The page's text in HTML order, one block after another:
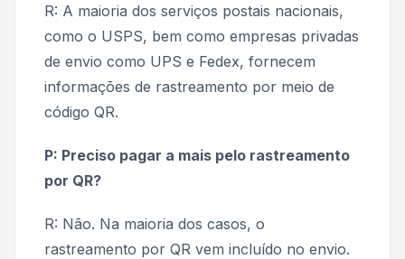
R: A maioria dos serviços postais nacionais,
como o USPS, bem como empresas privadas
de envio como UPS e Fedex, fornecem
informações de rastreamento por meio de
código QR.
P: Preciso pagar a mais pelo rastreamento
por QR?
R: Não. Na maioria dos casos, o
rastreamento por QR vem incluído no envio.